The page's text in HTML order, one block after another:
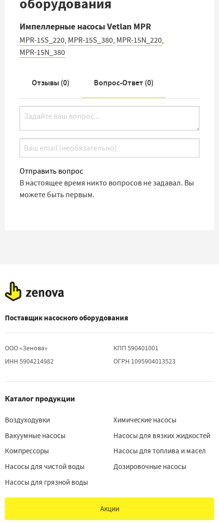
оборудования
Импеллерные насосы Vetlan MPR
MPR-15S_220, MPR-15S_380, MPR-15N_220,
MPR-15N_380
Отзывы (0) Вопрос-Ответ (0)
Отправить вопрос
В настоящее время никто вопросов не задавал. Вы
можете быть первым.
Поставщик насосного оборудования
ООО «Зенова»
ИНН 5904214982
КПП 590401001
ОГРН 1095904013523
Каталог продукции
Воздуходувки
Вакуумные насосы
Компрессоры
Насосы для чистой воды
Насосы для грязной воды
Химические насосы
Насосы для вязких жидкостей
Насосы для топлива и масел
Дозировочные насосы
Акции